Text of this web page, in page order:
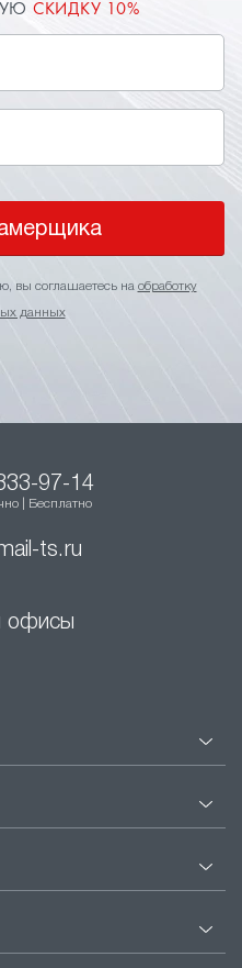
СКИДКУ 10%
вы соглашаетесь на обработку
данных
97-14
| Бесплатно
ts.ru
офисы